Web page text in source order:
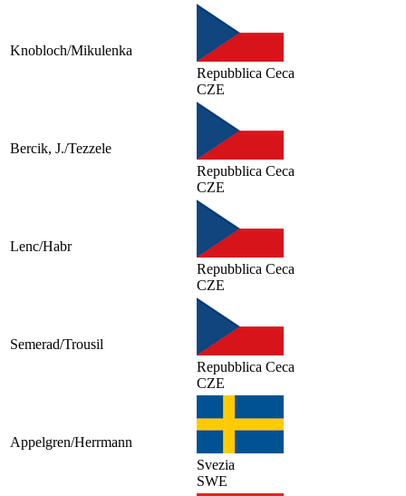
Knobloch/Mikulenka
Repubblica Ceca
CZE
Bercik, J./Tezzele
Repubblica Ceca
CZE
Lenc/Habr
Repubblica Ceca
CZE
Semerad/Trousil
Repubblica Ceca
CZE
Appelgren/Herrmann
Svezia
SWE